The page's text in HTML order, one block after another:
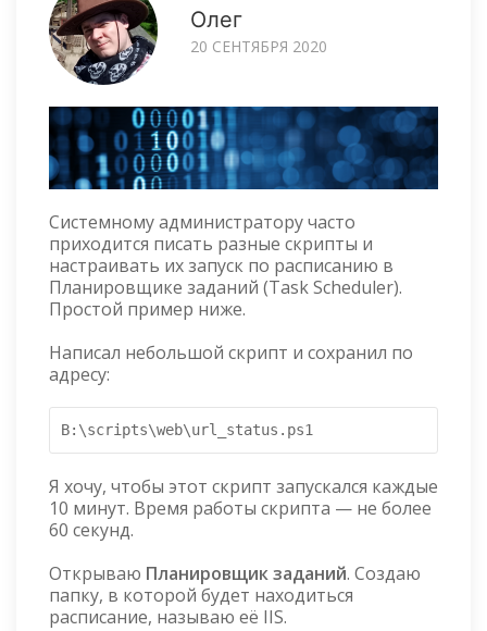
Олег
20 СЕНТЯБРЯ 2020
Системному администратору часто
приходится писать разные скрипты и
настраивать их запуск по расписанию в
Планировщике заданий (Task Scheduler).
Простой пример ниже.
Написал небольшой скрипт и сохранил по
адресу:
B:\scripts\web\url_status.ps1
Я хочу, чтобы этот скрипт запускался каждые
10 минут. Время работы скрипта — не более
60 секунд.
Открываю Планировщик заданий. Создаю
папку, в которой будет находиться
расписание, называю её IIS.